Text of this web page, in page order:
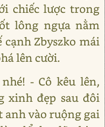
chiếc lược trong
lông ngựa nằm
Zbyszko mái
lên cười.
- Cô kêu lên,
xinh đẹp sau đôi
anh vào ruộng gai